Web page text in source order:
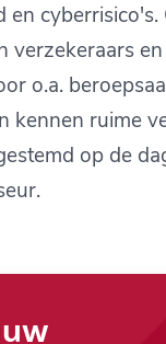
en
verzekeraars
o.a.
kennen ruime
op de